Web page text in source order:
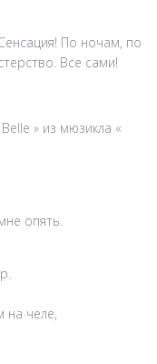
По ночам, по
Все сами!
» из мюзикла «
опять.
на челе,